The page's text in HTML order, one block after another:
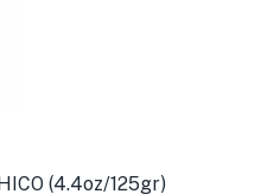
(4.4oz/125gr)